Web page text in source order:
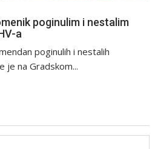
poginulim i nestalim
a
poginulih i nestalih
je na Gradskom...